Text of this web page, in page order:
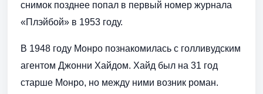
снимок позднее попал в первый номер журнала
«Плэйбой» в 1953 году.
В 1948 году Монро познакомилась с голливудским
агентом Джонни Хайдом. Хайд был на 31 год
старше Монро, но между ними возник роман.